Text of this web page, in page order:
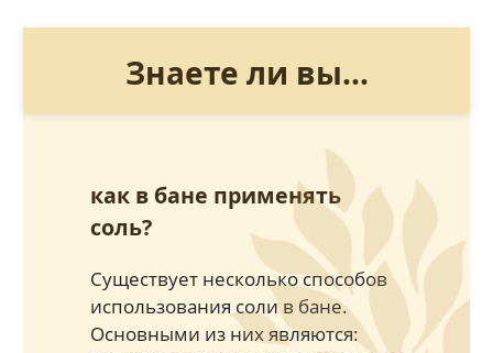
Знаете ли вы...
как в бане применять
соль?
Существует несколько способов
использования соли в бане.
Основными из них являются: